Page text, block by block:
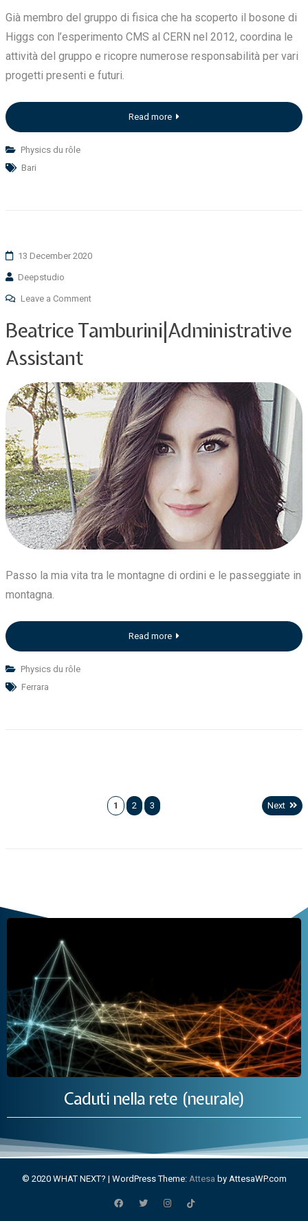
Già membro del gruppo di fisica che ha scoperto il bosone di
Higgs con l’esperimento CMS al CERN nel 2012, coordina le
attività del gruppo e ricopre numerose responsabilità per vari
progetti presenti e futuri.
Read more
Physics du rôle
Bari
13 December 2020
Deepstudio
Leave a Comment
Beatrice Tamburini|Administrative
Assistant
Passo la mia vita tra le montagne di ordini e le passeggiate in
montagna.
Read more
Physics du rôle
Ferrara
1 2 3 Next
Caduti nella rete (neurale)
© 2020 WHAT NEXT? | WordPress Theme: Attesa by AttesaWP.com